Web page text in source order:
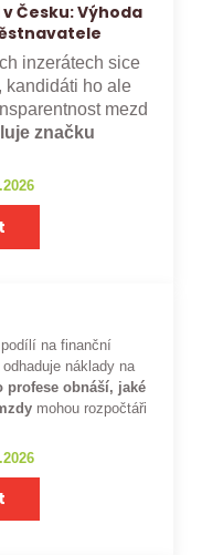
Česku: Výhoda
inzerátech sice
, kandidáti ho ale
mezd
značku
na finanční
náklady na
profese obnáší, jaké
mohou rozpočtáři